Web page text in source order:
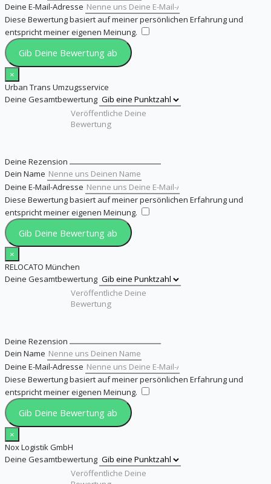
Deine E-Mail-Adresse
Diese Bewertung basiert auf meiner persönlichen Erfahrung und
entspricht meiner eigenen Meinung.
Gib Deine Bewertung ab
×
Urban Trans Umzugsservice
Deine Gesamtbewertung
Deine Rezension
Dein Name
Deine E-Mail-Adresse
Diese Bewertung basiert auf meiner persönlichen Erfahrung und
entspricht meiner eigenen Meinung.
Gib Deine Bewertung ab
×
RELOCATO München
Deine Gesamtbewertung
Deine Rezension
Dein Name
Deine E-Mail-Adresse
Diese Bewertung basiert auf meiner persönlichen Erfahrung und
entspricht meiner eigenen Meinung.
Gib Deine Bewertung ab
×
Nox Logistik GmbH
Deine Gesamtbewertung